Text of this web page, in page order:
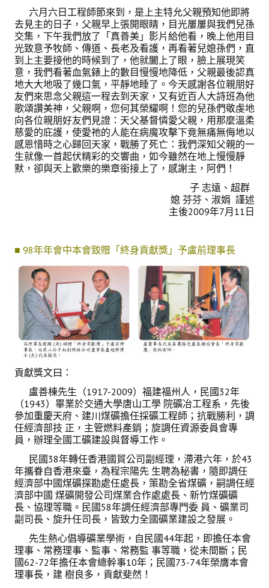
六月六日工程師節來到，是上主特允父親預知他即將
去見主的日子，父親早上張開眼睛，目光屢屢與我們兒孫
交集，下午我們放了「真善美」影片給他看，晚上他用目
光致意予牧師、傳道、長老及看護，再看著兒媳孫們，直
到上主要接他的時候到了，他就闔上了眼，臉上展現笑
意，我們看著血氣錶上的數目慢慢地降低，父親最後認真
地大大地吸了幾口氣，平靜地睡了。今天感謝各位親朋好
友們來思念父親這一程去到天家，又有近百人大詩班為他
歌頌讚美神，父親啊，您何其榮耀啊！您的兒孫們敬虔地
向各位親朋好友們見證：天父基督憐愛父親，用那麼溫柔
慈愛的庇護，使愛祂的人能在病魔攻擊下竟無痛無侮地以
感恩惜時之心歸回天家，戰勝了死亡：我們深知父親的一
生就像一首起伏精彩的交響曲，如今雖然在地上慢慢靜
默，卻與天上歡樂的樂章銜接上了，感謝主，阿們！
子 志遠、超群
媳 芬芬、淑娟 謹述
主後2009年7月11日
■ 98年年會中本會致贈「終身貢獻獎」予盧前理事長
貢獻獎文曰：
盧善棟先生（1917-2009）福建福州人，民國32年
（1943）畢業於交通大學唐山工學 院礦冶工程系，先後
參加重慶天府、建川煤礦擔任採礦工程師；抗戰勝利，調
任經濟部技 正，主管燃料產銷；旋調任資源委員會專
員，辦理全國工礦建設與督導工作。
民國38年轉任香港國貿公司副經理，滯港六年，於43
年攜眷自香港來臺，為程宗陽先 生聘為秘書，隨即調任
經濟部中國煤礦探勘處任處長，策勘全省煤礦，嗣調任經
濟部中國 煤礦開發公司煤業合作處處長、新竹煤礦礦
長、協理等職。民國58年調任經濟部專門委 員、礦業司
副司長、旋升任司長，皆致力全國礦業建設之發展。
先生熱心倡導礦業學術，自民國44年起，即擔任本會
理事、常務理事、監事、常務監 事等職，從未間斷；民
國62-72年擔任本會總幹事10年；民國73-74年榮膺本會
理事長，建 樹良多，貢獻斐然！